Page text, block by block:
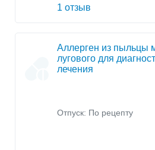
1 отзыв
Аллерген из пыльцы
лугового для
лечения
Отпуск: По рецепту